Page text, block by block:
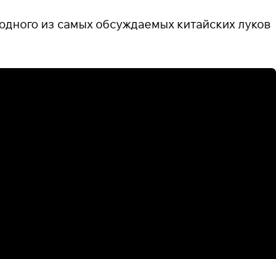
из самых обсуждаемых китайских луков